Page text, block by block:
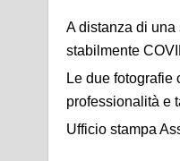
A distanza di
stabilmente
Le due
professionalità e
Ufficio stampa